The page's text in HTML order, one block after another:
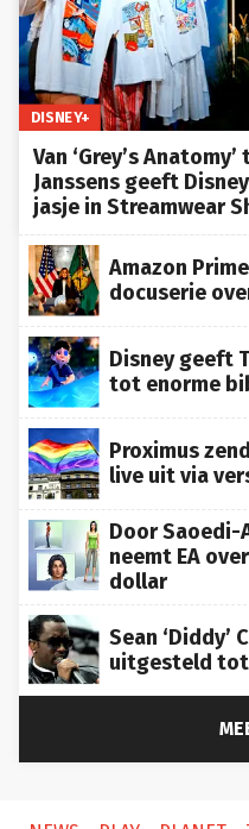
DISNEY+
Van ‘Grey’s
Janssens geeft
jasje in Streamwear
Amazon
docuserie
Disney geeft
tot enorme
Proximus
live uit via
Door Saoedi-
neemt EA
dollar
Sean ‘Diddy’
uitgesteld